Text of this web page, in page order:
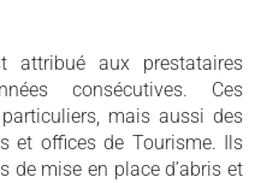
attribué aux prestataires
consécutives. Ces
mais aussi des
et offices de Tourisme. Ils
de mise en place d’abris et